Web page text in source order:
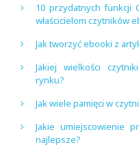
10 przydatnych funkcji
właścicielom czytników
Jak tworzyć ebooki z
Jakiej wielkości
rynku?
Jak wiele pamięci w
Jakie umiejscowienie
najlepsze?